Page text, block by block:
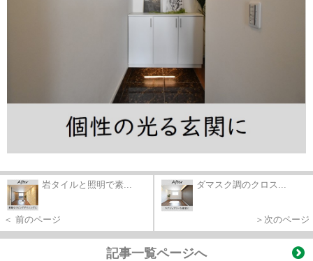
岩タイルと照明で素...
＜ 前のページ
ダマスク調のクロス...
＞次のページ
記事一覧ページへ